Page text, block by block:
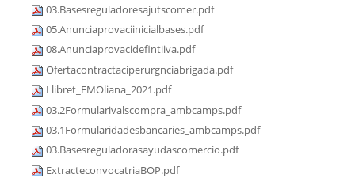
03.Basesreguladoresajutscomer.pdf
05.Anunciaprovaciinicialbases.pdf
08.Anunciaprovacidefintiiva.pdf
Ofertacontractaciperurgnciabrigada.pdf
Llibret_FMOliana_2021.pdf
03.2Formularivalscompra_ambcamps.pdf
03.1Formularidadesbancaries_ambcamps.pdf
03.Basesreguladorasayudascomercio.pdf
ExtracteconvocatriaBOP.pdf